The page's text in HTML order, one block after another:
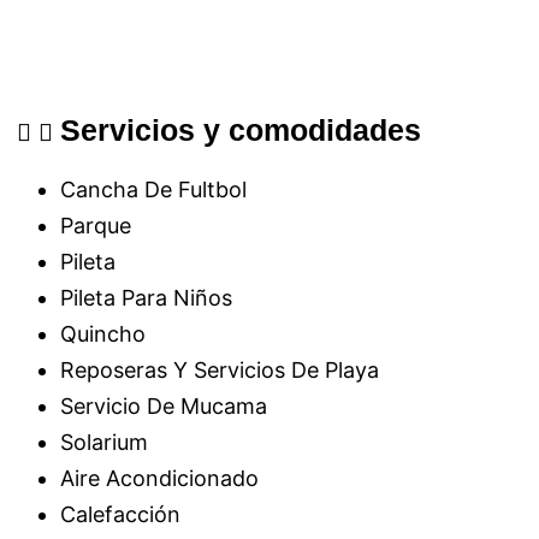
Servicios y comodidades
Cancha De Fultbol
Parque
Pileta
Pileta Para Niños
Quincho
Reposeras Y Servicios De Playa
Servicio De Mucama
Solarium
Aire Acondicionado
Calefacción